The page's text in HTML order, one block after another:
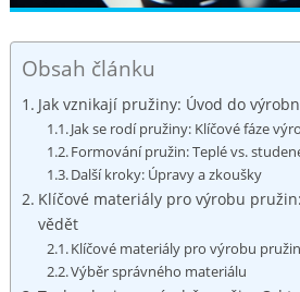
Obsah článku
Jak ⁤vznikají⁢ pružiny: Úvod ‍do
Jak se rodí pružiny: Klíčové fáze
Formování pružin: Teplé vs.
Další kroky: Úpravy⁣ a zkoušky
Klíčové materiály pro výrobu
vědět
Klíčové materiály⁤ pro výrobu pružin
Výběr správného materiálu